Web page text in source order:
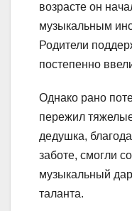
возрасте он
музыкальным
Родители
постепенно
Однако рано
пережил
дедушка,
заботе, смогли
музыкальный
таланта.